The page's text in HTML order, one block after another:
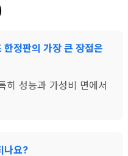
정판의 가장 큰 장점은
히 성능과 가성비 면에서
나요?